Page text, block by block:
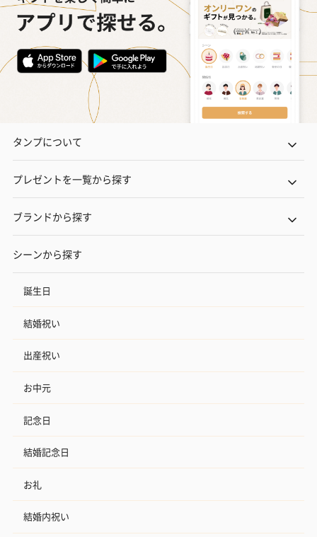
タンプについて
プレゼントを一覧から探す
ブランドから探す
シーンから探す
誕生日
結婚祝い
出産祝い
お中元
記念日
結婚記念日
お礼
結婚内祝い